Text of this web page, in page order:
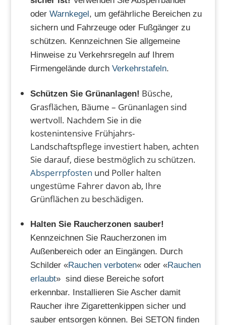
oder Warnkegel, um gefährliche Bereichen zu
sichern und Fahrzeuge oder Fußgänger zu
schützen. Kennzeichnen Sie allgemeine
Hinweise zu Verkehrsregeln auf Ihrem
Firmengelände durch Verkehrstafeln.
Schützen Sie Grünanlagen! Büsche,
Grasflächen, Bäume – Grünanlagen sind
wertvoll. Nachdem Sie in die
kostenintensive Frühjahrs-
Landschaftspflege investiert haben, achten
Sie darauf, diese bestmöglich zu schützen.
Absperrpfosten und Poller halten
ungestüme Fahrer davon ab, Ihre
Grünflächen zu beschädigen.
Halten Sie Raucherzonen sauber!
Kennzeichnen Sie Raucherzonen im
Außenbereich oder an Eingängen. Durch
Schilder «Rauchen verboten«oder «Rauchen
erlaubt» sind diese Bereiche sofort
erkennbar. Installieren Sie Ascher damit
Raucher ihre Zigarettenkippen sicher und
sauber entsorgen können. Bei SETON finden